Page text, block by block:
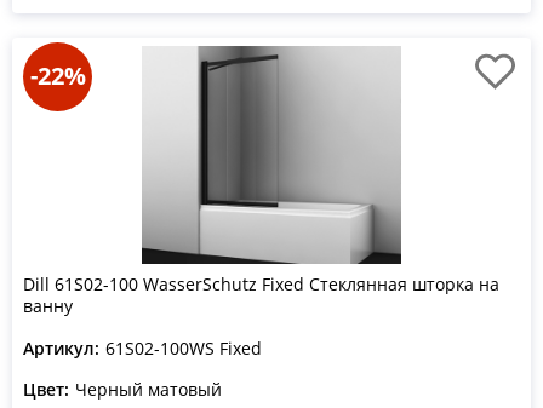
-22%
Dill 61S02-100 WasserSchutz Fixed Стеклянная шторка на
ванну
Артикул: 61S02-100WS Fixed
Цвет: Черный матовый